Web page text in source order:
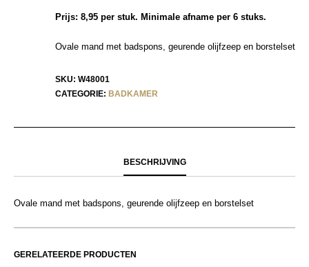
Prijs: 8,95 per stuk. Minimale afname per 6 stuks.
Ovale mand met badspons, geurende olijfzeep en borstelset
SKU: W48001
CATEGORIE: BADKAMER
BESCHRIJVING
Ovale mand met badspons, geurende olijfzeep en borstelset
GERELATEERDE PRODUCTEN